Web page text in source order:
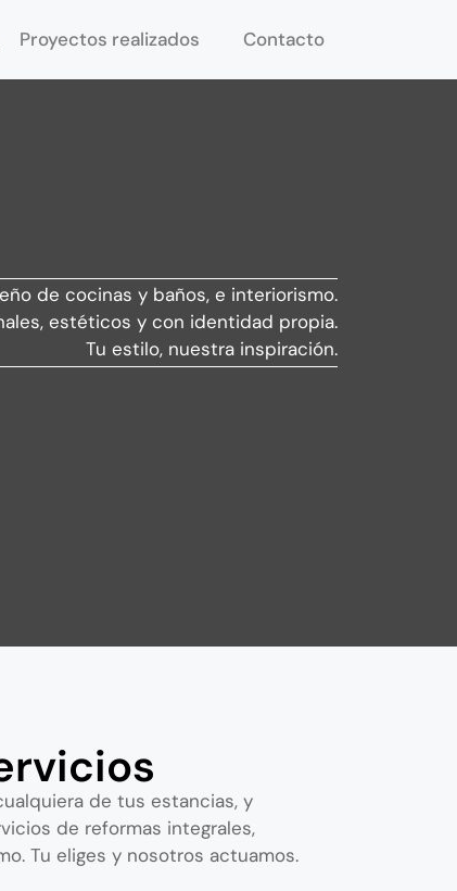
Proyectos realizados Contacto
de cocinas y baños, e interiorismo.
estéticos y con identidad propia.
Tu estilo, nuestra inspiración.
de tus estancias, y
de reformas integrales,
Tu eliges y nosotros actuamos.